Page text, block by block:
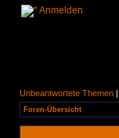
Anmelden
Unbeantwortete Themen |
Foren-Übersicht